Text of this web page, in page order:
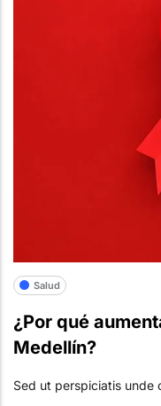
Salud
¿Por qué
Medellín?
Sed ut perspiciatis unde